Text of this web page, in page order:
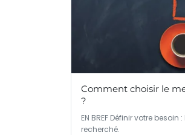
Comment choisir le
?
EN BREF Définir votre
recherché.